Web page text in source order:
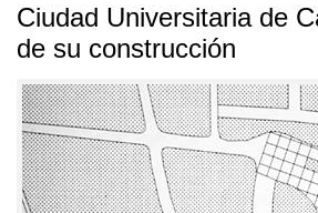
Ciudad Universitaria de
de su construcción